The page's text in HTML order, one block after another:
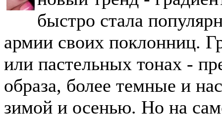
быстро стала
армии своих поклонниц.
или пастельных тонах -
образа, более темные и
зимой и осенью. Но на